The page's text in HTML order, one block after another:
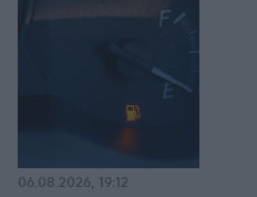
06.08.2026, 19:12